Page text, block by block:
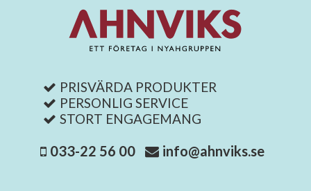
PRISVÄRDA PRODUKTER
PERSONLIG SERVICE
STORT ENGAGEMANG
033-22 56 00 info@ahnviks.se